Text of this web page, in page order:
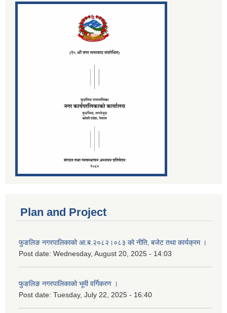
Plan and Project
फुङलिङ नगरपालिकाको आ.ब.२०८२।०८३ को नीति‚ बजेट तथा कार्यक्रम ।
Post date: Wednesday, August 20, 2025 - 14:03
फुङलिङ नगरपालिकाको भूमी वर्गिकरण ।
Post date: Tuesday, July 22, 2025 - 16:40